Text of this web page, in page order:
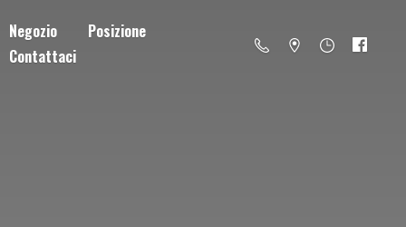
Negozio
Posizione
Contattaci